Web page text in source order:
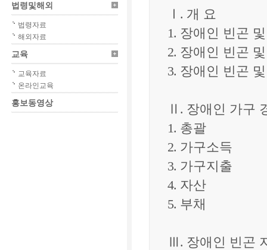
법령및해외
법령자료
해외자료
교육
교육자료
온라인교육
홍보동영상
Ⅰ . 개 요
1. 장애인 빈곤
2. 장애인 빈곤
3. 장애인 빈곤
Ⅱ . 장애인 가구
1. 총괄
2. 가구소득
3. 가구지출
4. 자산
5. 부채
Ⅲ . 장애인 빈곤